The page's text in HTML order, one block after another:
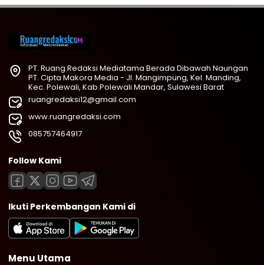
PT. Ruang Redaksi Mediatama Berada Dibawah Naungan
PT. Cipta Makora Media - Jl. Mangimpung, Kel. Manding,
Kec. Polewali, Kab.Polewali Mandar, Sulawesi Barat
ruangredaksi12@gmail.com
www.ruangredaksi.com
085757464917
Follow Kami
Ikuti Perkembangan Kami di
Menu Utama